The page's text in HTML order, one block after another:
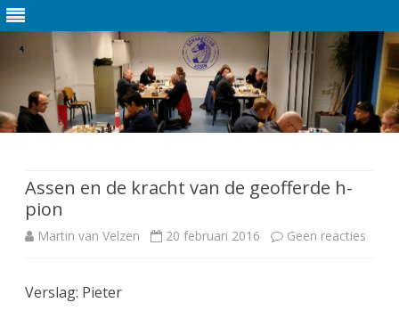
de
inhoud
Assen en de kracht van de geofferde h-
pion
Martin van Velzen 20 februari 2016 Geen reacties
Verslag: Pieter